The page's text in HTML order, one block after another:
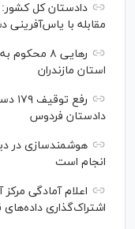
دادستان کل
مقابله با
رهایی ۸
استان مازندران
دادستان فردوس
هوشمندسازی در
انجام است
اعلام آمادگی
اشتراک‌گذاری